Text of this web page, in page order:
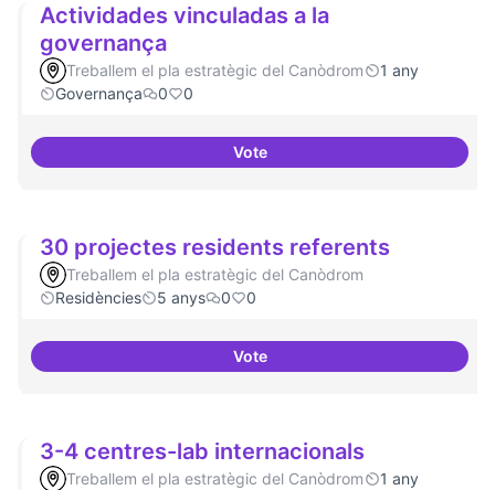
Actividades vinculadas a la
governança
Treballem el pla estratègic del Canòdrom
1 any
Governança
0 0
VoteActividades vinculadas a la
30 projectes residents referents
Treballem el pla estratègic del Canòdrom
Residències
5 anys 0 0
Vote30 projectes residents referents
3-4 centres-lab internacionals
Treballem el pla estratègic del Canòdrom
1 any